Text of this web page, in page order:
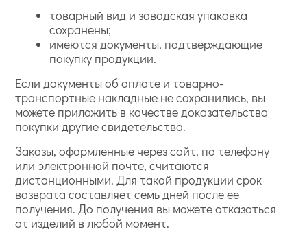
товарный вид и заводская упаковка
сохранены;
имеются документы, подтверждающие
покупку продукции.
Если документы об оплате и товарно-
транспортные накладные не сохранились, вы
можете приложить в качестве доказательства
покупки другие свидетельства.
Заказы, оформленные через сайт, по телефону
или электронной почте, считаются
дистанционными. Для такой продукции срок
возврата составляет семь дней после ее
получения. До получения вы можете отказаться
от изделий в любой момент.